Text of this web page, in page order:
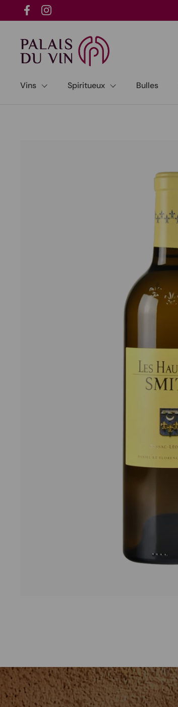
Passer au contenu
FacebookInstagram
Vins Spiritueux Bulles